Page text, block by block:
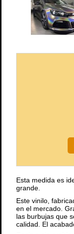
Esta medida es
grande.
Este vinilo,
en el mercado.
las burbujas que
calidad. El